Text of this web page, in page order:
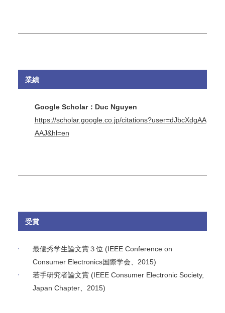
業績
Google Scholar：Duc Nguyen
https://scholar.google.co.jp/citations?user=dJbcXdgAA
AAJ&hl=en
受賞
最優秀学生論文賞３位 (IEEE Conference on
Consumer Electronics国際学会、2015)
若手研究者論文賞 (IEEE Consumer Electronic Society,
Japan Chapter、2015)